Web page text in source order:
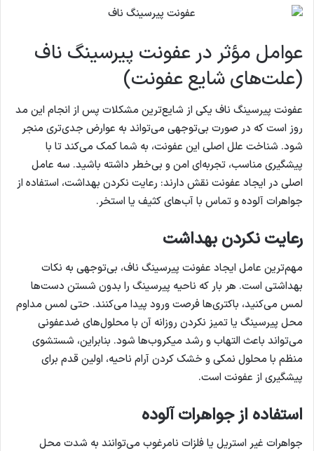
عوامل مؤثر در عفونت پیرسینگ ناف
(علت‌های شایع عفونت)
عفونت پیرسینگ ناف یکی از شایع‌ترین مشکلات پس از انجام این مد
روز است که در صورت بی‌توجهی می‌تواند به عوارض جدی‌تری منجر
شود. شناخت علل اصلی این عفونت، به شما کمک می‌کند تا با
پیشگیری مناسب، تجربه‌ای امن و بی‌خطر داشته باشید. سه عامل
اصلی در ایجاد عفونت نقش دارند: رعایت نکردن بهداشت، استفاده از
جواهرات آلوده و تماس با آب‌های کثیف یا استخر.
رعایت نکردن بهداشت
مهم‌ترین عامل ایجاد عفونت پیرسینگ ناف، بی‌توجهی به نکات
بهداشتی است. هر بار که ناحیه پیرسینگ را بدون شستن دست‌ها
لمس می‌کنید، باکتری‌ها فرصت ورود پیدا می‌کنند. حتی لمس مداوم
محل پیرسینگ یا تمیز نکردن روزانه آن با محلول‌های ضدعفونی
می‌تواند باعث التهاب و رشد میکروب‌ها شود. بنابراین، شستشوی
منظم با محلول نمکی و خشک کردن آرام ناحیه، اولین قدم برای
پیشگیری از عفونت است.
استفاده از جواهرات آلوده
جواهرات غیر استریل یا فلزات نامرغوب می‌توانند به شدت محل